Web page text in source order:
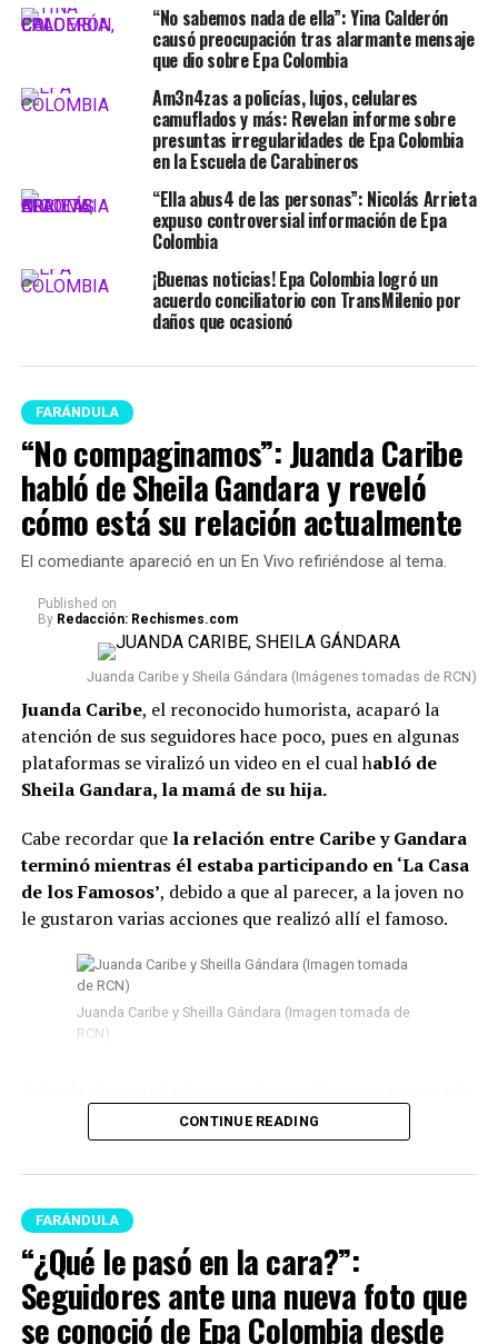
“No sabemos nada de ella”: Yina Calderón
causó preocupación tras alarmante mensaje
que dio sobre Epa Colombia
Am3n4zas a policías, lujos, celulares
camuflados y más: Revelan informe sobre
presuntas irregularidades de Epa Colombia
en la Escuela de Carabineros
“Ella abus4 de las personas”: Nicolás Arrieta
expuso controversial información de Epa
Colombia
¡Buenas noticias! Epa Colombia logró un
acuerdo conciliatorio con TransMilenio por
daños que ocasionó
FARÁNDULA
“No compaginamos”: Juanda Caribe
habló de Sheila Gandara y reveló
cómo está su relación actualmente
El comediante apareció en un En Vivo refiriéndose al tema.
Published on
By Redacción: Rechismes.com
Juanda Caribe y Sheila Gándara (Imágenes tomadas de RCN)
Juanda Caribe, el reconocido humorista, acaparó la
atención de sus seguidores hace poco, pues en algunas
plataformas se viralizó un video en el cual habló de
Sheila Gandara, la mamá de su hija.
Cabe recordar que la relación entre Caribe y Gandara
terminó mientras él estaba participando en ‘La Casa
de los Famosos’, debido a que al parecer, a la joven no
le gustaron varias acciones que realizó allí el famoso.
Juanda Caribe y Sheilla Gándara (Imagen tomada de
RCN)
varios rumores de infidelidad
poco, en las últimas semanas del programa Juanda
empezó a tener acercamientos intensos con Mariana
Lee también: “¿Qué le pasó en la cara?”:
Seguidores ante una nueva foto que se conoció de
Epa Colombia desde prisión
CONTINUE READING
FARÁNDULA
“¿Qué le pasó en la cara?”:
Seguidores ante una nueva foto que
se conoció de Epa Colombia desde